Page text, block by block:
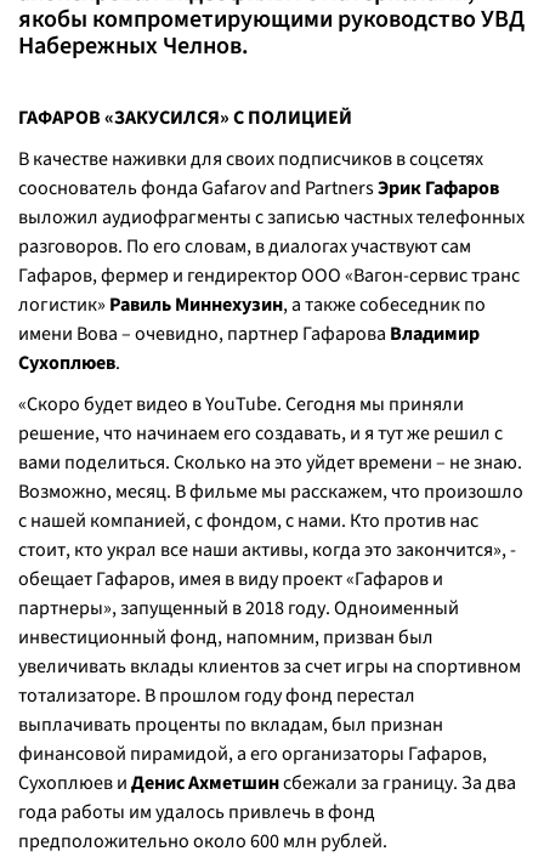
якобы компрометирующими руководство УВД
Набережных Челнов.
ГАФАРОВ «ЗАКУСИЛСЯ» С ПОЛИЦИЕЙ
В качестве наживки для своих подписчиков в соцсетях
сооснователь фонда Gafarov and PartnersЭрик Гафаров
выложил аудиофрагменты с записью частных телефонных
разговоров. По его словам, в диалогах участвуют сам
Гафаров, фермер и гендиректор ООО «Вагон-сервис транс
логистик» Равиль Миннехузин, а также собеседник по
имени Вова – очевидно, партнер Гафарова Владимир
Сухоплюев.
«Скоро будет видео в YouTube. Сегодня мы приняли
решение, что начинаем его создавать, и я тут же решил с
вами поделиться. Сколько на это уйдет времени – не знаю.
Возможно, месяц. В фильме мы расскажем, что произошло
с нашей компанией, с фондом, с нами. Кто против нас
стоит, кто украл все наши активы, когда это закончится», -
обещает Гафаров, имея в виду проект «Гафаров и
партнеры», запущенный в 2018 году. Одноименный
инвестиционный фонд, напомним, призван был
увеличивать вклады клиентов за счет игры на спортивном
тотализаторе. В прошлом году фонд перестал
выплачивать проценты по вкладам, был признан
финансовой пирамидой, а его организаторы Гафаров,
Сухоплюев иДенис Ахметшинсбежали за границу. За два
года работы им удалось привлечь в фонд
предположительно около 600 млн рублей.